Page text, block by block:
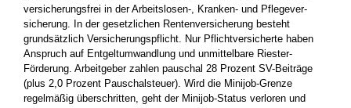
versicherungsfrei in der Arbeitslosen-, Kranken- und Pflegever­
sicherung. In der gesetzlichen Rentenversicherung besteht
grundsätzlich Versicherungspflicht. Nur Pflichtversicherte haben
Anspruch auf Entgeltumwandlung und unmittelbare Riester-
Förderung. Arbeitgeber zahlen pauschal 28 Prozent SV-Beiträge
(plus 2,0 Prozent Pauschalsteuer). Wird die Minijob-Grenze
regelmäßig überschritten, geht der Minijob-Status verloren und